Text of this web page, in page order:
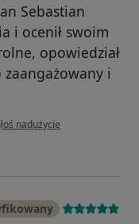
Sebastian
i ocenił swoim
opowiedział
i
użytkownika Tomasz
nadużycie